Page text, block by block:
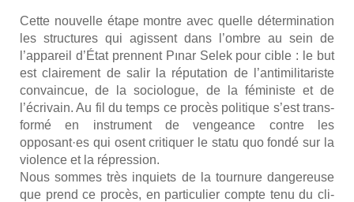
Cette nou­velle étape montre avec quelle déter­mi­na­tion
les struc­tures qui agissent dans l’ombre au sein de
l’appareil d’État prennent Pınar Selek pour cible : le but
est clai­re­ment de salir la répu­ta­tion de l’antimilitariste
convain­cue, de la socio­logue, de la fémi­niste et de
l’écrivain. Au fil du temps ce pro­cès poli­tique s’est trans­
for­mé en ins­tru­ment de ven­geance contre les
opposant·es qui osent cri­ti­quer le sta­tu quo fon­dé sur la
vio­lence et la répres­sion.
Nous sommes très inquiets de la tour­nure dan­ge­reuse
que prend ce pro­cès, en par­ti­cu­lier compte tenu du cli­